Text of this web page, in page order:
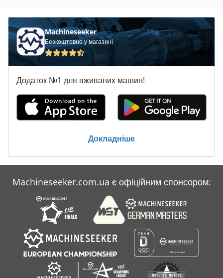
Claas Volto 640
Claas Volto 640 H
Claas Volto 670
Claas Volto 740
Claas Volto 740 H
Claas Volto 870
Claas Volto 870 T
Claas Wm 20
Machineseeker
Безкоштовно у магазині
Додаток №1 для вживаних машин!
Докладніше
Machineseeker.com.ua є офіційним спонсором: